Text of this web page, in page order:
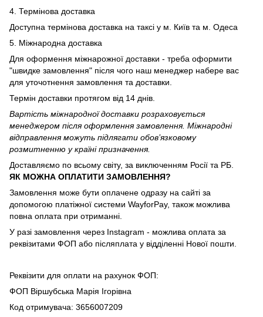
4. Термінова доставка
Доступна термінова доставка на таксі у м. Київ та м. Одеса
5. Міжнародна доставка
Для оформення міжнарожної доставки - треба оформити
"швидке замовлення" після чого наш менеджер набере вас
для уточотнення замовлення та доставки.
Термін доставки протягом від 14 днів.
Вартість міжнародної доставки розраховується
менеджером після оформлення замовлення. Міжнародні
відправлення можуть підлягати обов’язковому
розмитненню у країні призначення.
Доставляємо по всьому світу, за виключенням Росії та РБ.
ЯК МОЖНА ОПЛАТИТИ ЗАМОВЛЕННЯ?
Замовлення може бути оплачене одразу на сайті за
допомогою платіжної системи WayforPay, також можлива
повна оплата при отриманні.
У разі замовлення через Instagram - можлива оплата за
реквізитами ФОП або післяплата у відділенні Нової пошти.
Реквізити для оплати на рахунок ФОП:
ФОП Віршубська Марія Ігорівна
Код отримувача: 3656007209